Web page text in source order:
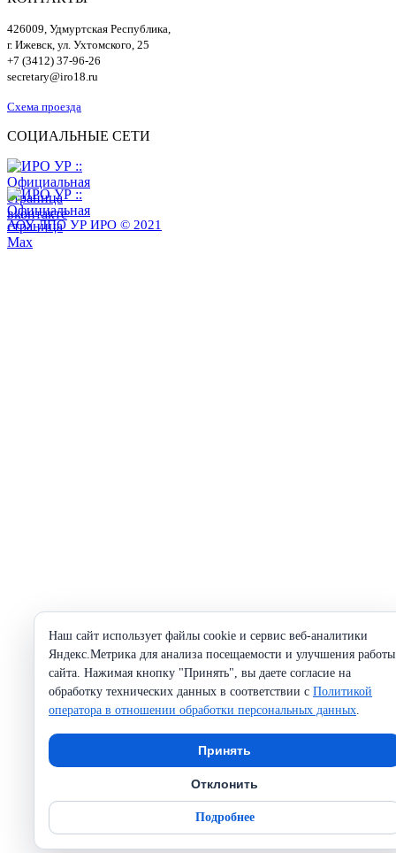
426009, Удмуртская Республика,
г. Ижевск, ул. Ухтомского, 25
+7 (3412) 37-96-26
secretary@iro18.ru
Схема проезда
СОЦИАЛЬНЫЕ СЕТИ
АОУ ДПО УР ИРО © 2021
Наш сайт использует файлы cookie и сервис веб-аналитики
Яндекс.Метрика для анализа посещаемости и улучшения работы
сайта. Нажимая кнопку "Принять", вы даете согласие на
обработку технических данных в соответствии с Политикой
оператора в отношении обработки персональных данных.
Принять
Отклонить
Подробнее